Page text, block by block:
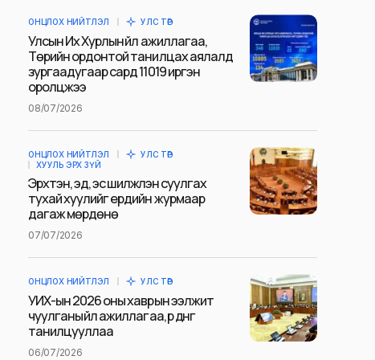
ОНЦЛОХ НИЙТЛЭЛ УЛС ТӨР
Улсын Их Хурлын үйл ажиллагаа,
Төрийн ордонтой танилцах аялалд
зургаадугаар сард 11019 иргэн
оролцжээ
08/07/2026
ОНЦЛОХ НИЙТЛЭЛ
УЛС ТӨР
ХУУЛЬ ЭРХ ЗҮЙ
Эрхтэн, эд, эс шилжүүлэн суулгах
тухай хуулийг ердийн журмаар
дагаж мөрдөнө
07/07/2026
ОНЦЛОХ НИЙТЛЭЛ УЛС ТӨР
УИХ-ын 2026 оны хаврын ээлжит
чуулганы үйл ажиллагаа, үр дүнг
танилцууллаа
06/07/2026